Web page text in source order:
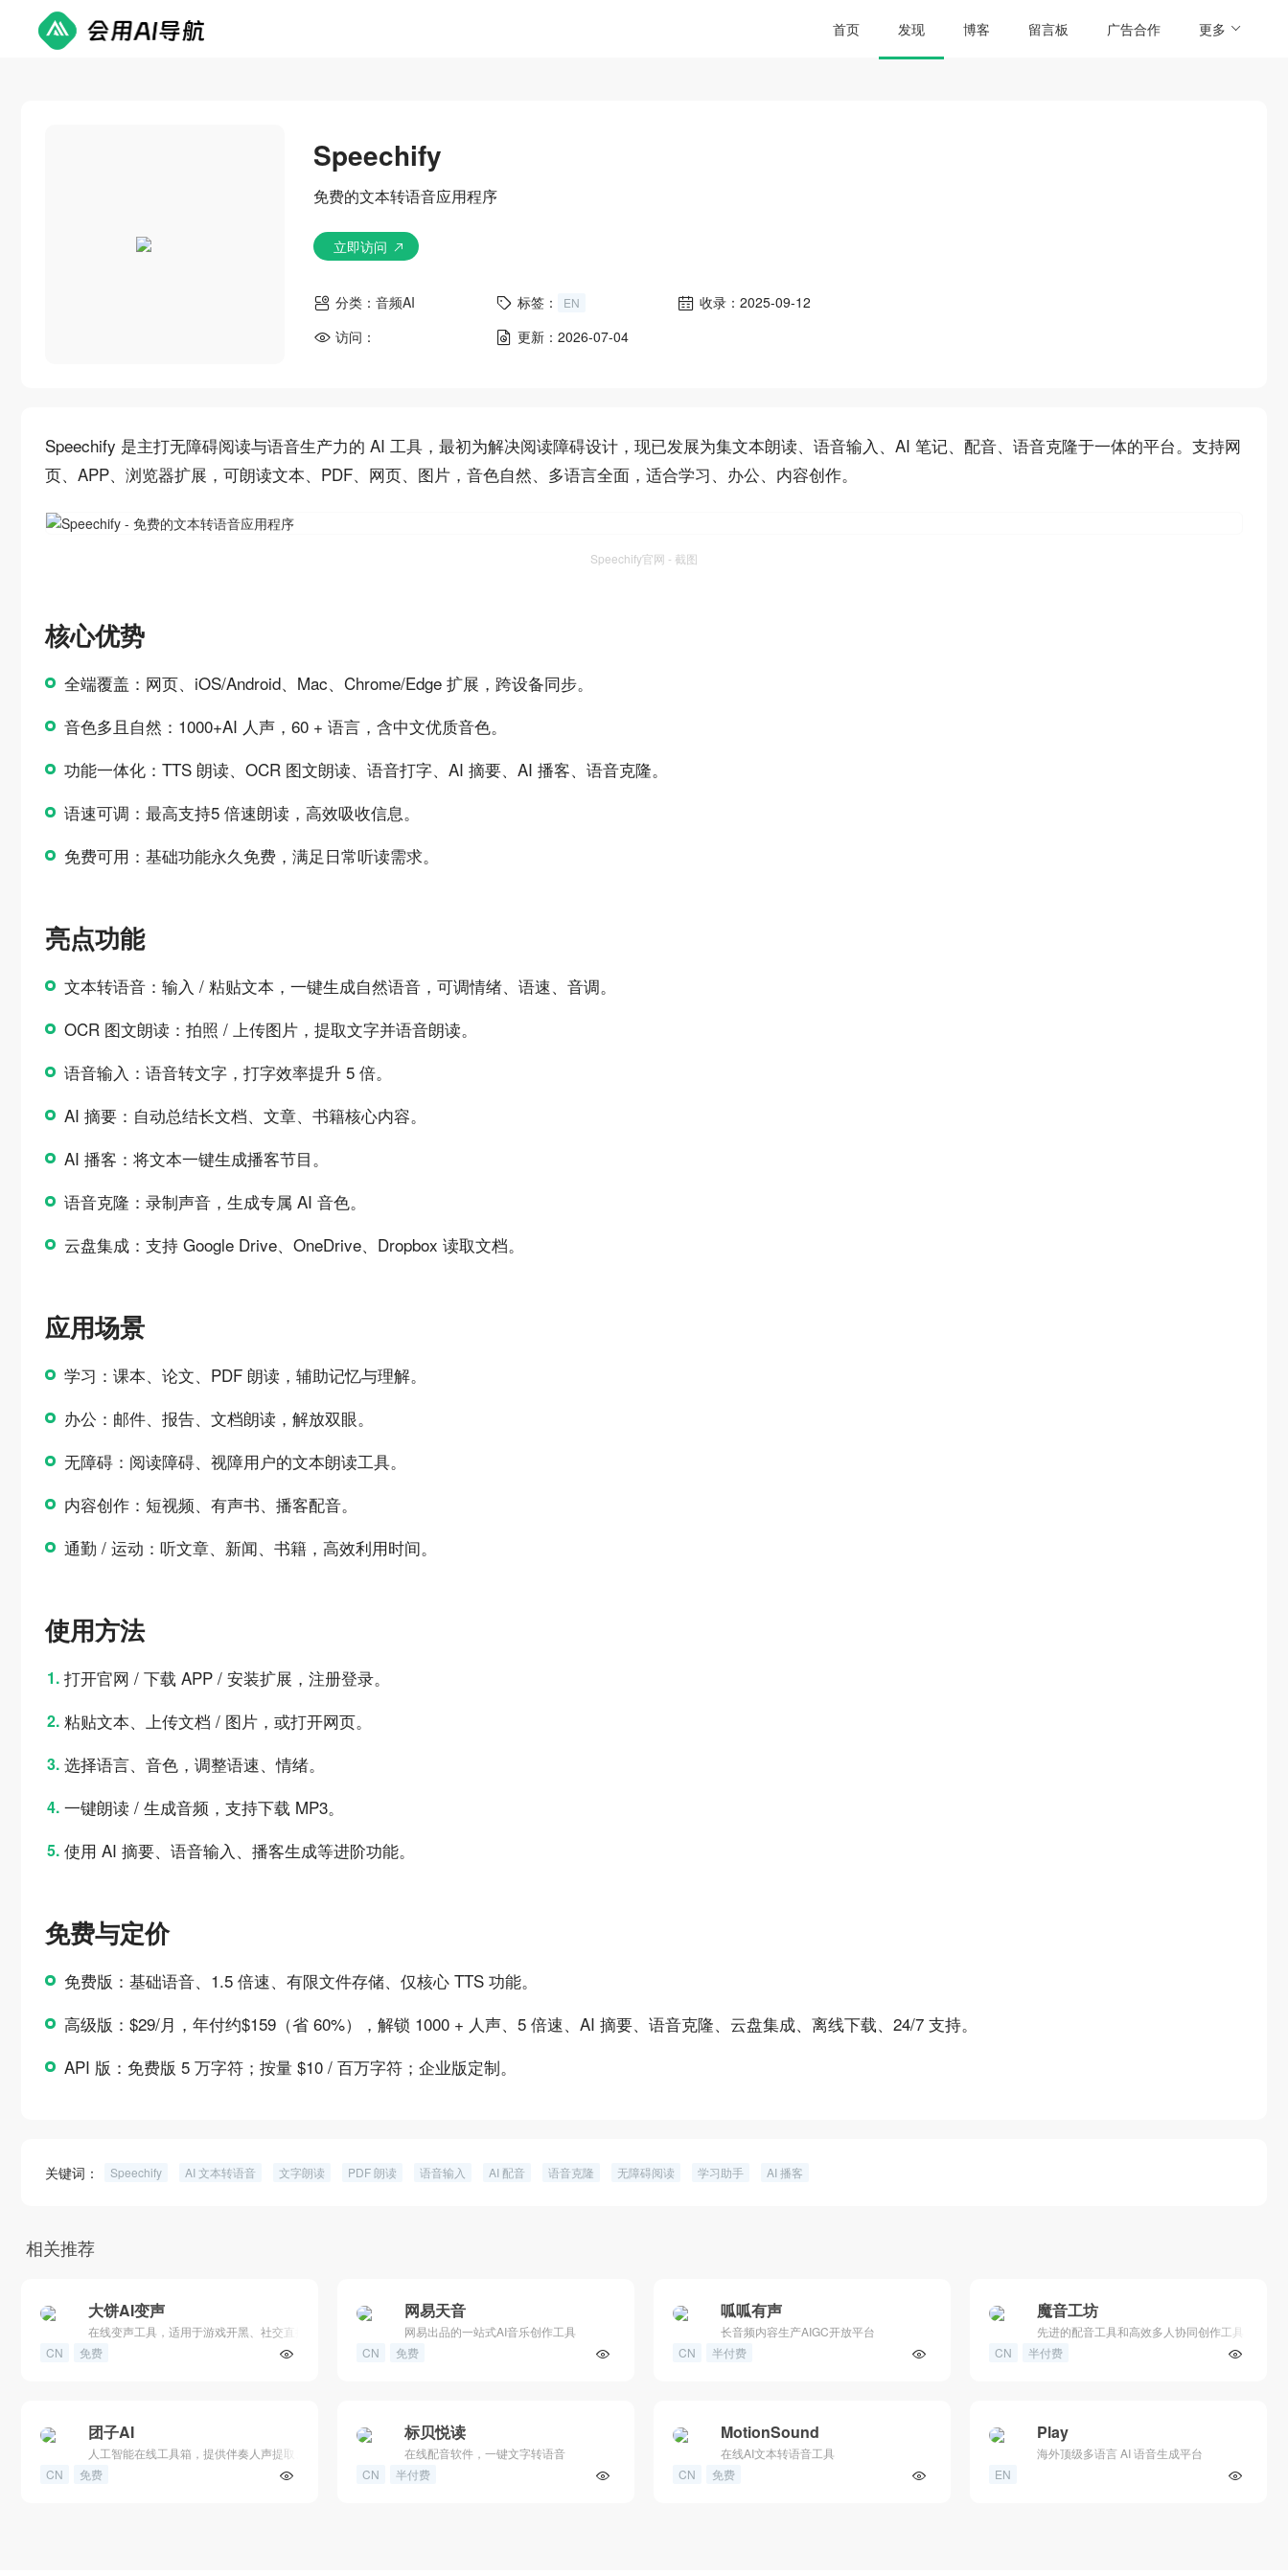
首页 发现 博客 留言板 广告合作 更多
Speechify
免费的文本转语音应用程序
立即访问
分类： 音频AI 标签： EN
收录：2025-09-12
访问：
更新：2026-07-04
Speechify 是主打无障碍阅读与语音生产力的 AI 工具，最初为解决阅读障碍设计，现已发展为集文本朗读、语音输入、AI 笔记、配音、语音克隆于一体的平台。支持网
页、APP、浏览器扩展，可朗读文本、PDF、网页、图片，音色自然、多语言全面，适合学习、办公、内容创作。
Speechify官网 - 截图
核心优势
全端覆盖：网页、iOS/Android、Mac、Chrome/Edge 扩展，跨设备同步。
音色多且自然：1000+AI 人声，60 + 语言，含中文优质音色。
功能一体化：TTS 朗读、OCR 图文朗读、语音打字、AI 摘要、AI 播客、语音克隆。
语速可调：最高支持5 倍速朗读，高效吸收信息。
免费可用：基础功能永久免费，满足日常听读需求。
亮点功能
文本转语音：输入 / 粘贴文本，一键生成自然语音，可调情绪、语速、音调。
OCR 图文朗读：拍照 / 上传图片，提取文字并语音朗读。
语音输入：语音转文字，打字效率提升 5 倍。
AI 摘要：自动总结长文档、文章、书籍核心内容。
AI 播客：将文本一键生成播客节目。
语音克隆：录制声音，生成专属 AI 音色。
云盘集成：支持 Google Drive、OneDrive、Dropbox 读取文档。
应用场景
学习：课本、论文、PDF 朗读，辅助记忆与理解。
办公：邮件、报告、文档朗读，解放双眼。
无障碍：阅读障碍、视障用户的文本朗读工具。
内容创作：短视频、有声书、播客配音。
通勤 / 运动：听文章、新闻、书籍，高效利用时间。
使用方法
打开官网 / 下载 APP / 安装扩展，注册登录。
粘贴文本、上传文档 / 图片，或打开网页。
选择语言、音色，调整语速、情绪。
一键朗读 / 生成音频，支持下载 MP3。
使用 AI 摘要、语音输入、播客生成等进阶功能。
免费与定价
免费版：基础语音、1.5 倍速、有限文件存储、仅核心 TTS 功能。
高级版：$29/月，年付约$159（省 60%），解锁 1000 + 人声、5 倍速、AI 摘要、语音克隆、云盘集成、离线下载、24/7 支持。
API 版：免费版 5 万字符；按量 $10 / 百万字符；企业版定制。
关键词： Speechify AI 文本转语音 文字朗读 PDF 朗读 语音输入 AI 配音 语音克隆 无障碍阅读 学习助手 AI 播客
相关推荐
大饼AI变声
在线变声工具，适用于游戏开黑、社交直播等场景
CN
免费
网易天音
网易出品的一站式AI音乐创作工具
CN
免费
呱呱有声
长音频内容生产AIGC开放平台
CN
半付费
魔音工坊
先进的配音工具和高效多人协同创作工具
CN
半付费
团子AI
人工智能在线工具箱，提供伴奏人声提取、任意乐器分离、无损升降掉等功能
CN
免费
标贝悦读
在线配音软件，一键文字转语音
CN
半付费
MotionSound
在线AI文本转语音工具
CN
免费
Play
海外顶级多语言 AI 语音生成平台
EN